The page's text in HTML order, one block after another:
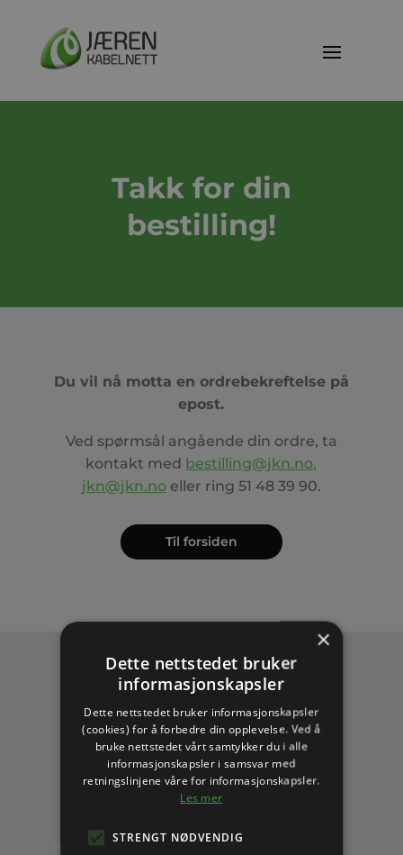
Takk for din
bestilling!
Du vil nå motta en ordrebekreftelse på
epost.
Ved spørmsål angående din ordre, ta
kontakt med bestilling@jkn.no,
jkn@jkn.noeller ring 51 48 39 90.
Til forsiden
×
Dette nettstedet bruker
informasjonskapsler
Dette nettstedet bruker informasjonskapsler
(cookies) for å forbedre din opplevelse. Ved å
bruke nettstedet vårt samtykker du i alle
informasjonskapsler i samsvar med
retningslinjene våre for informasjonskapsler.
Les mer
STRENGT NØDVENDIG